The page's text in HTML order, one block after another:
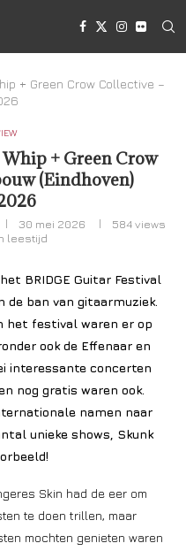
+ Green Crow Collective –
+ Green Crow
(Eindhoven)
30 mei 2026 584views
leestijd
BRIDGE Guitar Festival
de ban van gitaarmuziek.
het festival waren er op
ook de Effenaar en
interessante concerten
nog gratis waren ook.
namen naar
unieke shows, Skunk
Skin had de eer om
te doen trillen, maar
mochten genieten waren